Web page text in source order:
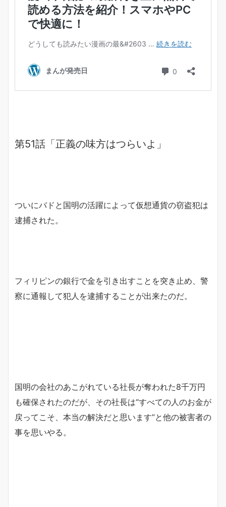
第51話「正義の味方はつらいよ」
ついにバドと国明の活躍によって仮想通貨の窃盗犯は
逮捕された。
フィリピンの銀行で金を引き出すことを突き止め、警
察に通報して犯人を逮捕することが出来たのだ。
国明の会社のあこがれている社長が奪われた8千万円
も確保されたのだが、その社長は“すべての人のお金が
戻ってこそ、本当の解決だと思います”と他の被害者の
事を思いやる。